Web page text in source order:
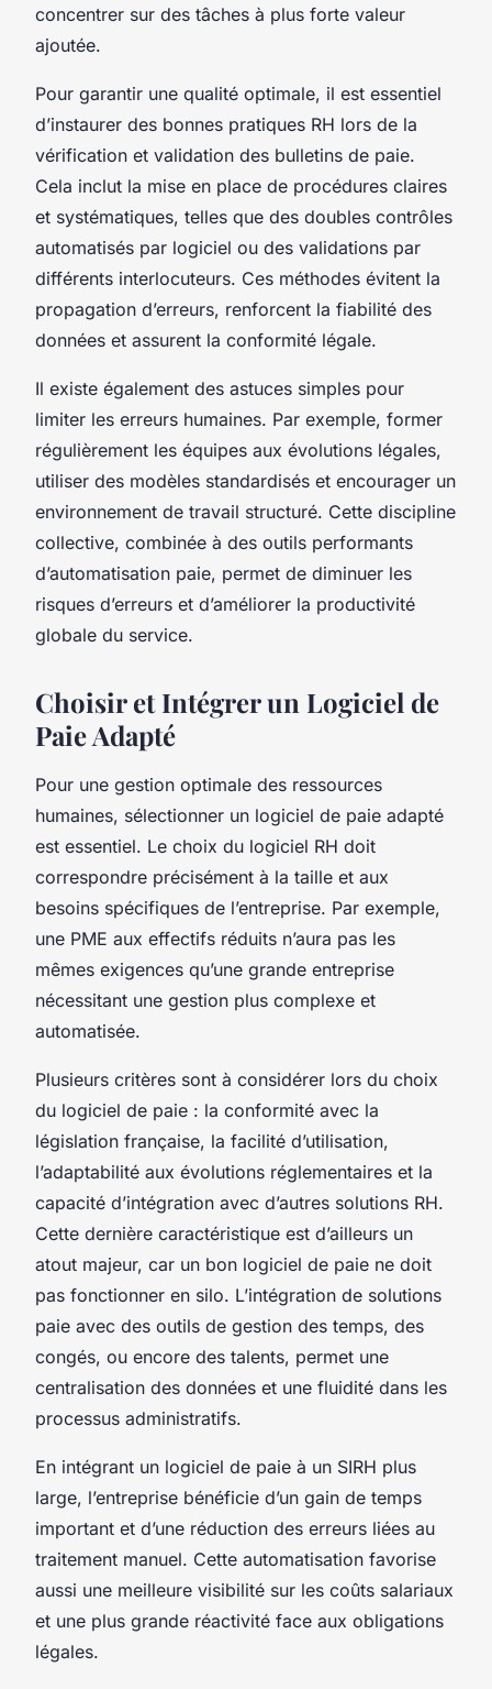
concentrer sur des tâches à plus forte valeur
ajoutée.
Pour garantir une qualité optimale, il est essentiel
d’instaurer des bonnes pratiques RH lors de la
vérification et validation des bulletins de paie.
Cela inclut la mise en place de procédures claires
et systématiques, telles que des doubles contrôles
automatisés par logiciel ou des validations par
différents interlocuteurs. Ces méthodes évitent la
propagation d’erreurs, renforcent la fiabilité des
données et assurent la conformité légale.
Il existe également des astuces simples pour
limiter les erreurs humaines. Par exemple, former
régulièrement les équipes aux évolutions légales,
utiliser des modèles standardisés et encourager un
environnement de travail structuré. Cette discipline
collective, combinée à des outils performants
d’automatisation paie, permet de diminuer les
risques d’erreurs et d’améliorer la productivité
globale du service.
Choisir et Intégrer un Logiciel de
Paie Adapté
Pour une gestion optimale des ressources
humaines, sélectionner un logiciel de paie adapté
est essentiel. Le choix du logiciel RH doit
correspondre précisément à la taille et aux
besoins spécifiques de l’entreprise. Par exemple,
une PME aux effectifs réduits n’aura pas les
mêmes exigences qu’une grande entreprise
nécessitant une gestion plus complexe et
automatisée.
Plusieurs critères sont à considérer lors du choix
du logiciel de paie : la conformité avec la
législation française, la facilité d’utilisation,
l’adaptabilité aux évolutions réglementaires et la
capacité d’intégration avec d’autres solutions RH.
Cette dernière caractéristique est d’ailleurs un
atout majeur, car un bon logiciel de paie ne doit
pas fonctionner en silo. L’intégration de solutions
paie avec des outils de gestion des temps, des
congés, ou encore des talents, permet une
centralisation des données et une fluidité dans les
processus administratifs.
En intégrant un logiciel de paie à un SIRH plus
large, l’entreprise bénéficie d’un gain de temps
important et d’une réduction des erreurs liées au
traitement manuel. Cette automatisation favorise
aussi une meilleure visibilité sur les coûts salariaux
et une plus grande réactivité face aux obligations
légales.